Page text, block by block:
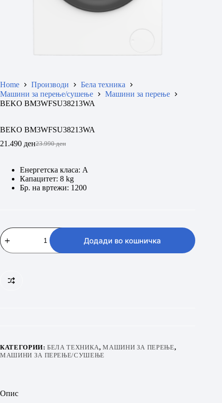
Home Производи
Бела техника
Машини за перење/сушење
Машини за перење
BEKO BM3WFSU38213WA
BEKO BM3WFSU38213WA
23.990ден
Original
23.990 ден.
21.490 денCurrent
21.490 ден.
Енергетска класа: А
Капацитет: 8 kg
Бр. на вртежи: 1200
BEKO
BM3WFSU38213WA
количина
Додади во кошничка
КАТЕГОРИИ:БЕЛА ТЕХНИКА,МАШИНИ ЗА ПЕРЕЊЕ,
МАШИНИ ЗА ПЕРЕЊЕ/СУШЕЊЕ
Опис